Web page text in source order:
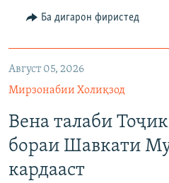
Ба дигарон фиристед
Август 05, 2026
Мирзонабии Холиқзод
Вена талаби
бораи Шавкати
кардааст